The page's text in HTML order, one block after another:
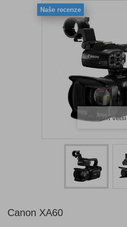
Zobrazit větší
Naše recenze
Canon XA60